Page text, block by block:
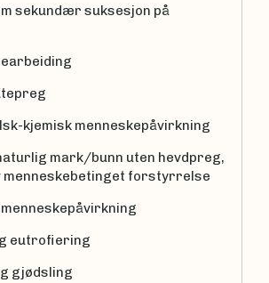
sekundær suksesjon på
kjemisk menneskepåvirkning
mark/bunn uten hevdpreg,
menneskebetinget forstyrrelse
eutrofiering
gjødsling